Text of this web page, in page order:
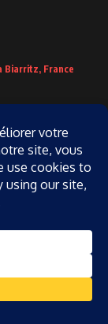
Biarritz, France